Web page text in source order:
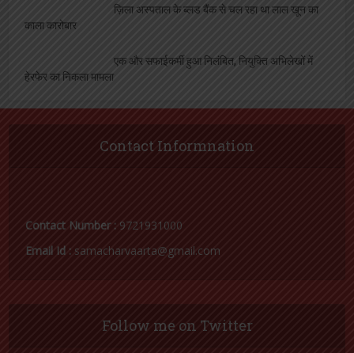
ज़िला अस्पताल के ब्लड बैंक से चल रहा था लाल खून का
काला कारोबार
एक और सफाईकर्मी हुआ निलंबित, नियुक्ति अभिलेखों में
हेरफेर का निकला मामला
Contact Informnation
Contact Number : 9721931000
Email Id : samacharvaarta@gmail.com
Follow me on Twitter